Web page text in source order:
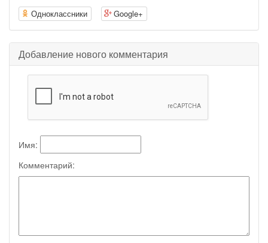
Одноклассники
Google+
Добавление нового комментария
Имя:
Комментарий: